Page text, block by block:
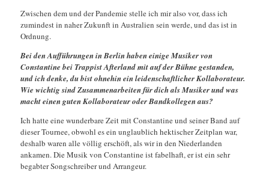
Zwischen dem und der Pandemie stelle ich mir also vor, dass ich
zumindest in naher Zukunft in Australien sein werde, und das ist in
Ordnung.
Bei den Aufführungen in Berlin haben einige Musiker von
Constantine bei Trappist Afterland mit auf der Bühne gestanden,
und ich denke, du bist ohnehin ein leidenschaftlicher Kollaborateur.
Wie wichtig sind Zusammenarbeiten für dich als Musiker und was
macht einen guten Kollaborateur oder Bandkollegen aus?
Ich hatte eine wunderbare Zeit mit Constantine und seiner Band auf
dieser Tournee, obwohl es ein unglaublich hektischer Zeitplan war,
deshalb waren alle völlig erschöft, als wir in den Niederlanden
ankamen. Die Musik von Constantine ist fabelhaft, er ist ein sehr
begabter Songschreiber und Arrangeur.